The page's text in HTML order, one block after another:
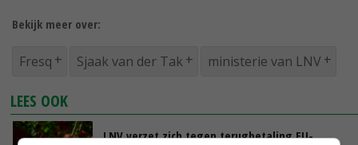
Bekijk meer over:
Fresq Sjaak van der Tak ministerie van LNV
LEES OOK
LNV verzet zich tegen terugbetaling EU-